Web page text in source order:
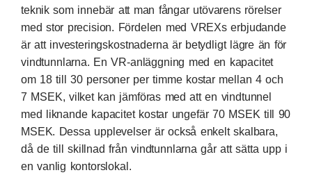
teknik som innebär att man fångar utövarens rörelser
med stor precision. Fördelen med VREXs erbjudande
är att investeringskostnaderna är betydligt lägre än för
vindtunnlarna. En VR-anläggning med en kapacitet
om 18 till 30 personer per timme kostar mellan 4 och
7 MSEK, vilket kan jämföras med att en vindtunnel
med liknande kapacitet kostar ungefär 70 MSEK till 90
MSEK. Dessa upplevelser är också enkelt skalbara,
då de till skillnad från vindtunnlarna går att sätta upp i
en vanlig kontorslokal.